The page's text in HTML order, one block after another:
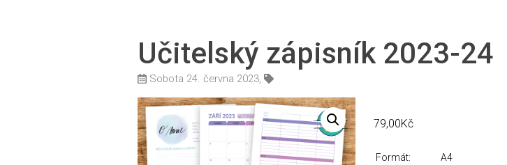
Učitelský zápisník 2023-24
Sobota 24. června 2023,
79,00Kč
Formát:
A4